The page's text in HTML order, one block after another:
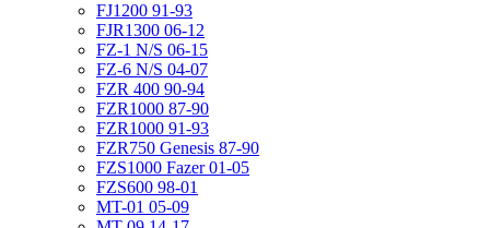
FJ1200 91-93
FJR1300 06-12
FZ-1 N/S 06-15
FZ-6 N/S 04-07
FZR 400 90-94
FZR1000 87-90
FZR1000 91-93
FZR750 Genesis 87-90
FZS1000 Fazer 01-05
FZS600 98-01
MT-01 05-09